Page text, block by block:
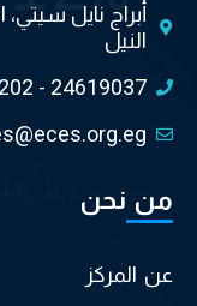
أبراج نايل
النيل
202 - 24619037
من نحن
عن المركز